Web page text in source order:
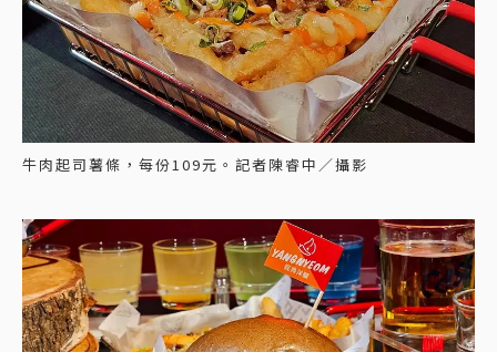
牛肉起司薯條，每份109元。記者陳睿中／攝影